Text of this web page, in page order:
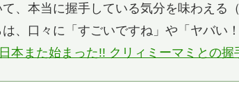
、本当に握手している気分を味わえる
は、口々に「すごいですね」や「ヤバい
本また始まった!! クリィミーマミとの